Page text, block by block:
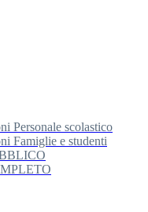
Personale scolastico
Famiglie e studenti